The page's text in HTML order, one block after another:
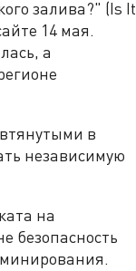
залива?" (Is It
14 мая.
а
в
независимую
на
безопасность